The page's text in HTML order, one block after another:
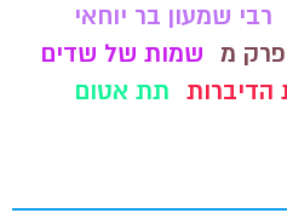
רבי שמעון בר יוחאי
פרק מ שמות של שדים
תת אטום